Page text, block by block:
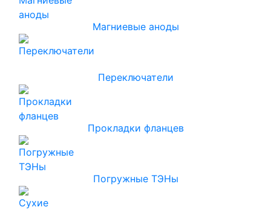
Магниевые аноды
Переключатели
Прокладки фланцев
Погружные ТЭНы